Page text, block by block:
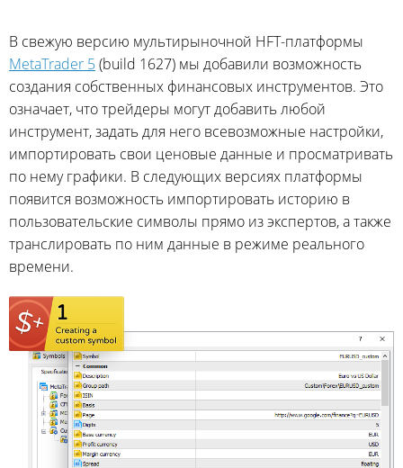
В свежую версию мультирыночной HFT-платформы
MetaTrader 5 (build 1627) мы добавили возможность
создания собственных финансовых инструментов. Это
означает, что трейдеры могут добавить любой
инструмент, задать для него всевозможные настройки,
импортировать свои ценовые данные и просматривать
по нему графики. В следующих версиях платформы
появится возможность импортировать историю в
пользовательские символы прямо из экспертов, а также
транслировать по ним данные в режиме реального
времени.